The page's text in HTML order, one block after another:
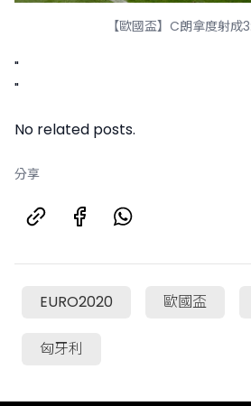
【歐國盃】C朗拿度射成
"
"
No related posts.
分享
EURO2020 歐國盃
匈牙利